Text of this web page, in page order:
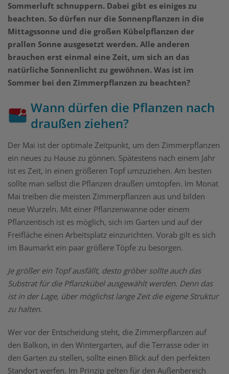
Sommerluft schnuppern. Dabei gibt es einiges zu
beachten. So dürfen nur die Sonnenpflanzen in die
Mittagssonne und die großen Kübelpflanzen der
prallen Sonne ausgesetzt werden. Alle anderen
brauchen erst einmal eine Zeit, um sich an das
natürliche Sonnenlicht zu gewöhnen. Was ist im
Sommer bei den Zimmerpflanzen zu beachten?
Wann dürfen die Pflanzen nach
draußen ziehen?
Der Mai ist der optimale Zeitpunkt, um den Zimmerpflanzen
ein neues zu Hause zu gönnen. Spätestens nach einem Jahr
ist es Zeit, in einen größeren Topf umzuziehen. Am besten
sollte man selbst die Pflanzen draußen umtopfen. Im Monat
Mai treiben die meisten Zimmerpflanzen aus und bilden
neue Wurzeln. Mit einer Pflanzenwanne oder einem
Pflanzentisch ist es möglich, sich im Garten und auf der
Freifläche einen Arbeitsplatz einzurichten. Vorab gilt es sich
im Baumarkt ein paar größere Töpfe zu besorgen.
Je größer ein Topf ausfällt, desto gröber sollte auch das
Substrat für die Pflanzkübel ausgewählt werden. Denn das
ist in der Lage, über möglichst lange Zeit die eigene Struktur
zu halten.
Wer vor der Entscheidung steht, die Zimmerpflanzen auf
den Balkon, in den Wintergarten, auf die Terrasse oder in
den Garten zu stellen, sollte einen Blick auf den perfekten
Standort werfen. Im Prinzip gelten für den Außenbereich